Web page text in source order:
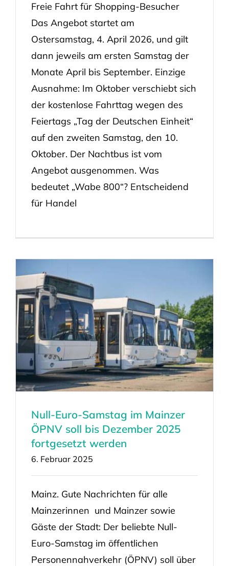
Freie Fahrt für Shopping-Besucher
Das Angebot startet am
Ostersamstag, 4. April 2026, und gilt
dann jeweils am ersten Samstag der
Monate April bis September. Einzige
Ausnahme: Im Oktober verschiebt sich
der kostenlose Fahrttag wegen des
Feiertags „Tag der Deutschen Einheit“
auf den zweiten Samstag, den 10.
Oktober. Der Nachtbus ist vom
Angebot ausgenommen. Was
bedeutet „Wabe 800“? Entscheidend
für Handel
Null-Euro-Samstag im Mainzer
ÖPNV soll bis Dezember 2025
fortgesetzt werden
6. Februar 2025
Mainz. Gute Nachrichten für alle
Mainzerinnen und Mainzer sowie
Gäste der Stadt: Der beliebte Null-
Euro-Samstag im öffentlichen
Personennahverkehr (ÖPNV) soll über